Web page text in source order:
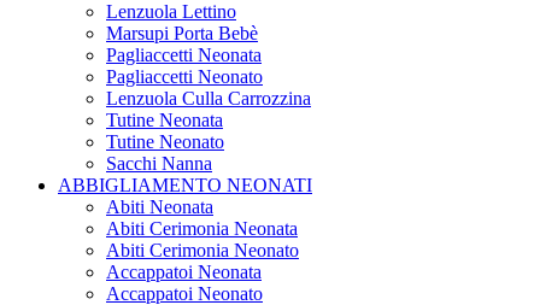
Lenzuola Lettino
Marsupi Porta Bebè
Pagliaccetti Neonata
Pagliaccetti Neonato
Lenzuola Culla Carrozzina
Tutine Neonata
Tutine Neonato
Sacchi Nanna
ABBIGLIAMENTO NEONATI
Abiti Neonata
Abiti Cerimonia Neonata
Abiti Cerimonia Neonato
Accappatoi Neonata
Accappatoi Neonato